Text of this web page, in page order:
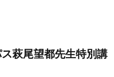
萩尾望都先生特別講